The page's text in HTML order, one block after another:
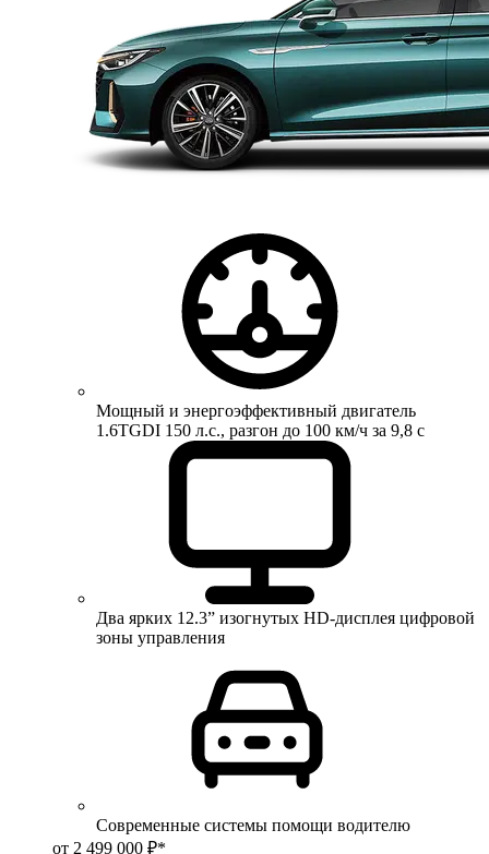
Мощный и энергоэффективный двигатель
1.6TGDI 150 л.с., разгон до 100 км/ч за 9,8 с
Два ярких 12.3” изогнутых HD-дисплея цифровой
зоны управления
Современные системы помощи водителю
от 2 499 000 ₽*